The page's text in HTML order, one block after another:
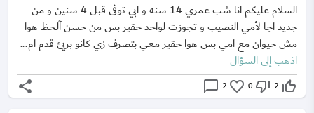
السلام عليكم انا شب عمري 14 سنه و ابي توفى قبل 4 سنين و من
جديد اجا لأمي النصيب و تجوزت لواحد حقير بس من حسن آلحظ هوا
مش حيوان مع امي بس هوا حقير معي بتصرف زي كانو بريئ قدم ام...
اذهب إلى السؤال
thumb_up_off_alt
2
thumb_down_off_alt
0
favorite_border
2
chat_bubble_outline
share